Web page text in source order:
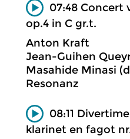
07:48 Concert
op.4 in C gr.t.
Anton Kraft
Jean-Guihen
Masahide Minasi
Resonanz
08:11
klarinet en fagot